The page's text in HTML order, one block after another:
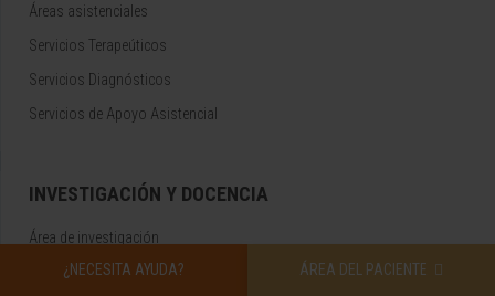
¿NECESITA AYUDA? ÁREA DEL PACIENTE
Áreas asistenciales
Servicios Terapeúticos
Servicios Diagnósticos
Servicios de Apoyo Asistencial
INVESTIGACIÓN Y DOCENCIA
Área de investigación
Ensayos clínicos